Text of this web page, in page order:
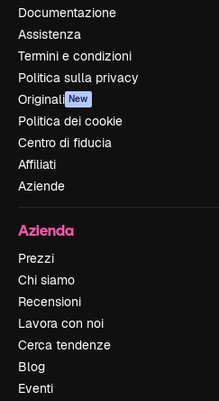
Documentazione
Assistenza
Termini e condizioni
Politica sulla privacy
Originali New
Politica dei cookie
Centro di fiducia
Affiliati
Aziende
Azienda
Prezzi
Chi siamo
Recensioni
Lavora con noi
Cerca tendenze
Blog
Eventi